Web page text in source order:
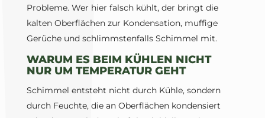
Probleme. Wer hier falsch kühlt, der bringt die
kalten Oberflächen zur Kondensation, muffige
Gerüche und schlimmstenfalls Schimmel mit.
WARUM ES BEIM KÜHLEN NICHT
NUR UM TEMPERATUR GEHT
Schimmel entsteht nicht durch Kühle, sondern
durch Feuchte, die an Oberflächen kondensiert